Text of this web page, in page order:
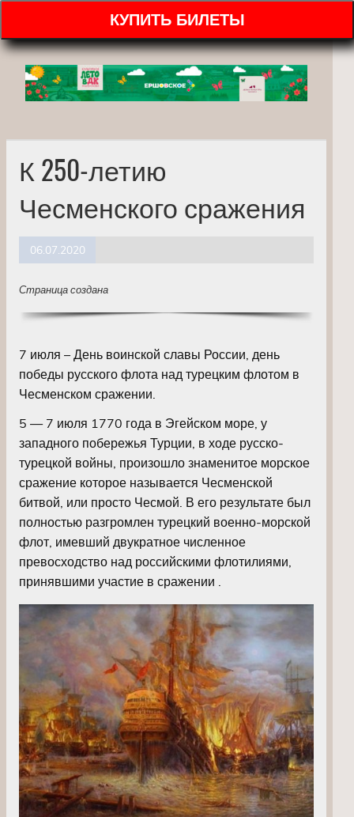
КУПИТЬ БИЛЕТЫ
К 250-летию
Чесменского сражения
06.07.2020
Страница создана
7 июля – День воинской славы России, день
победы русского флота над турецким флотом в
Чесменском сражении.
5 — 7 июля 1770 года в Эгейском море, у
западного побережья Турции, в ходе русско-
турецкой войны, произошло знаменитое морское
сражение которое называется Чесменской
битвой, или просто Чесмой. В его результате был
полностью разгромлен турецкий военно-морской
флот, имевший двукратное численное
превосходство над российскими флотилиями,
принявшими участие в сражении .